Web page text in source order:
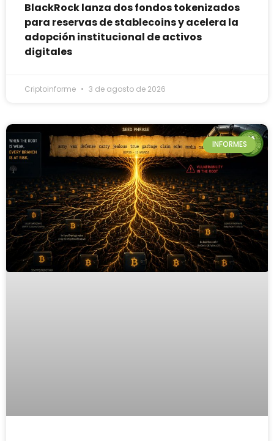
BlackRock lanza dos fondos tokenizados
para reservas de stablecoins y acelera la
adopción institucional de activos
digitales
Criptoinforme 3 de agosto de 2026
INFORMES